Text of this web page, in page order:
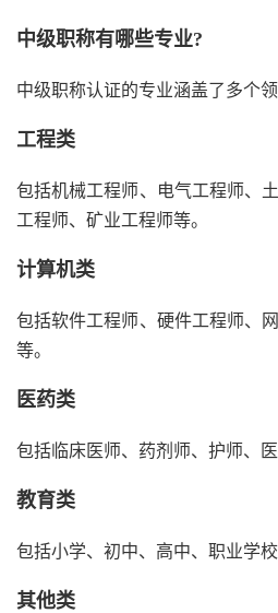
中级职称有哪些专业?
中级职称认证的专业涵盖了多个
工程类
包括机械工程师、电气工程师、
工程师、矿业工程师等。
计算机类
包括软件工程师、硬件工程师、
等。
医药类
包括临床医师、药剂师、护师、医
教育类
包括小学、初中、高中、职业学
其他类